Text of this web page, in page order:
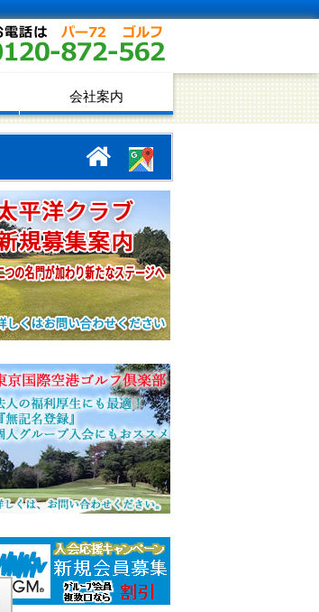
会社案内